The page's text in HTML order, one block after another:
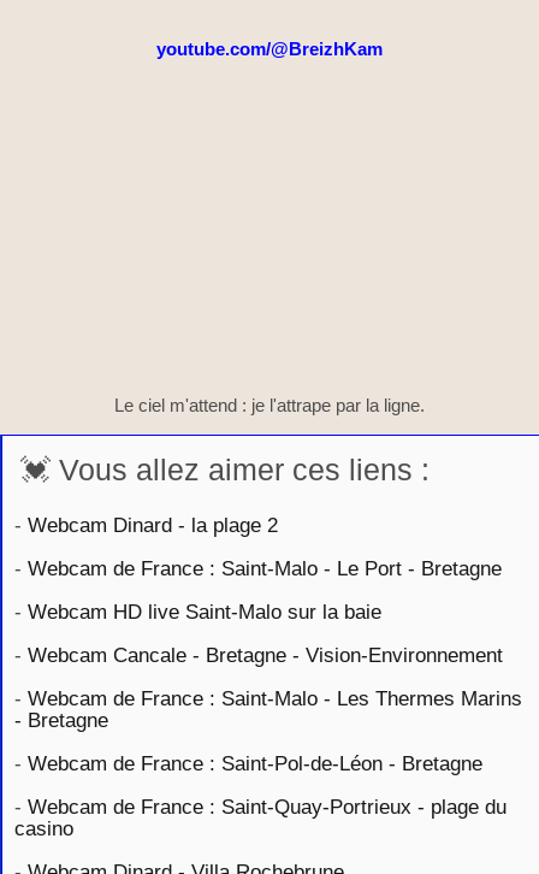
youtube.com/@BreizhKam
Le ciel m'attend : je l'attrape par la ligne.
💓 Vous allez aimer ces liens :
- Webcam Dinard - la plage 2
- Webcam de France : Saint-Malo - Le Port - Bretagne
- Webcam HD live Saint-Malo sur la baie
- Webcam Cancale - Bretagne - Vision-Environnement
- Webcam de France : Saint-Malo - Les Thermes Marins
- Bretagne
- Webcam de France : Saint-Pol-de-Léon - Bretagne
- Webcam de France : Saint-Quay-Portrieux - plage du
casino